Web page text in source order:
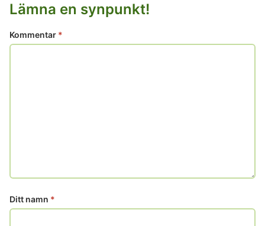
Lämna en synpunkt!
Kommentar *
Ditt namn *